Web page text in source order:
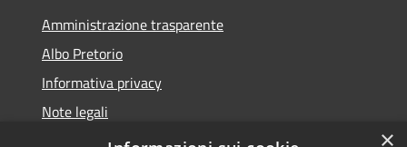
Amministrazione trasparente
Albo Pretorio
Informativa privacy
Note legali
Dichiarazione di accessibilità
×